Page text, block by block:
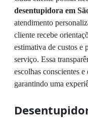
desentupidora em
atendimento
cliente recebe
estimativa de custos e
serviço. Essa
escolhas conscientes e
garantindo uma